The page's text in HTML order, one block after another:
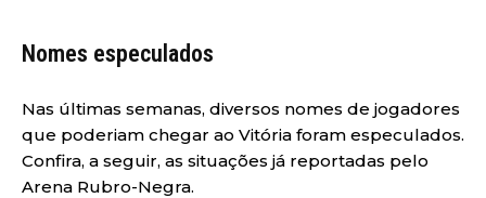
Nomes especulados
Nas últimas semanas, diversos nomes de jogadores
que poderiam chegar ao Vitória foram especulados.
Confira, a seguir, as situações já reportadas pelo
Arena Rubro-Negra.